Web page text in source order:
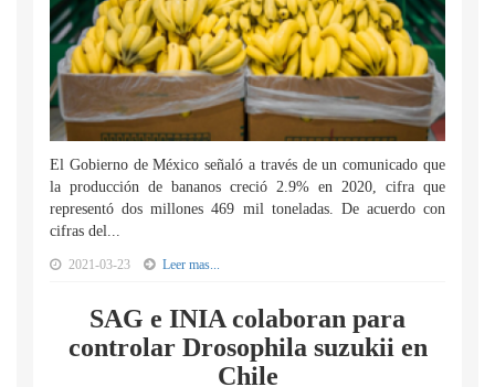
El Gobierno de México señaló a través de un comunicado que
la producción de bananos creció 2.9% en 2020, cifra que
representó dos millones 469 mil toneladas. De acuerdo con
cifras del...
2021-03-23 Leer mas...
SAG e INIA colaboran para
controlar Drosophila suzukii en
Chile